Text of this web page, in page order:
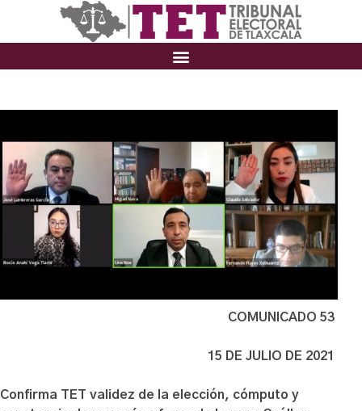
COMUNICADO 53
15 DE JULIO DE 2021
Confirma TET validez de la elección, cómputo y